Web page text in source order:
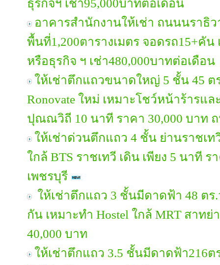
ธุรกิจฯ เช่า95,000บาทต่อเดือน
อาคารสำนักงานให้เช่า ถนนนราธิว
พื้นที่1,200ตารางเมตร จอดรถ15+คัน
หรือธุรกิจ ฯ เช่า480,000บาทต่อเดือน
ให้เช่าตึกแถวขนาดใหญ่ 5 ชั้น 45 ต
Ronovate ใหม่ เหมาะโชว์หน้าร้ารแ
ปุณณวิถี 10 นาที ราคา 30,000 บาท
ให้เช่าด่วนตึกแถว 4 ชั้น ย่านราชเท
ใกล้ BTS ราชเทวี เดิน เพียง 5 นาที
เพชรบุรี
ให้เช่าตึกแถว 3 ชั้นมีดาดฟ้า 48 ตร
กัน เหมาะทำ Hostel ใกล้ MRT สาท
40,000 บาท
ให้เช่าตึกแถว 3.5 ชั้นมีดาดฟ้า216